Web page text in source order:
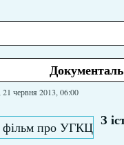
червня 2013, 06:00
З